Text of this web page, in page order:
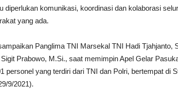
diperlukan komunikasi, koordinasi dan kolaborasi
yang ada.
Panglima TNI Marsekal TNI Hadi Tjahjanto,
Prabowo, M.Si., saat memimpin Apel Gelar
personel yang terdiri dari TNI dan Polri, bertempat di
9/2021).